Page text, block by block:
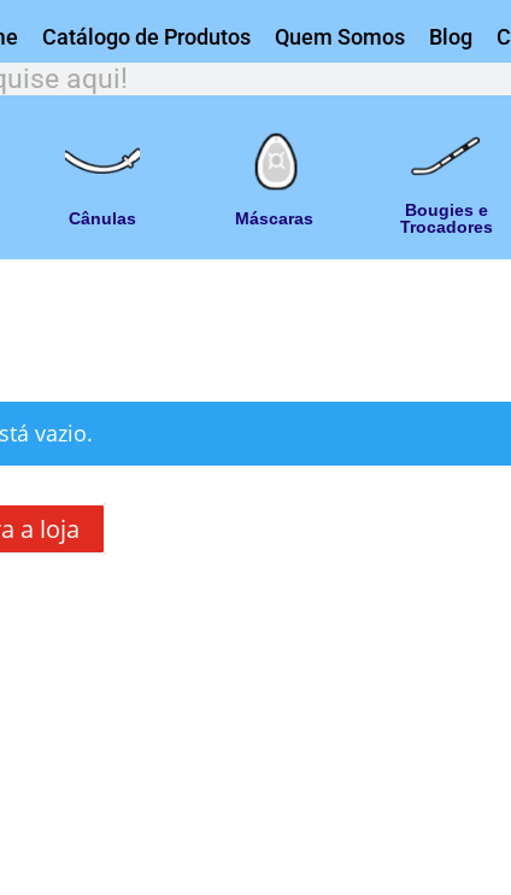
Catálogo de Produtos Quem Somos Blog
Cânulas Máscaras
Bougies e
Trocadores
vazio.
a loja